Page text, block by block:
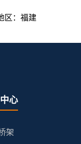
区：福建
心
架